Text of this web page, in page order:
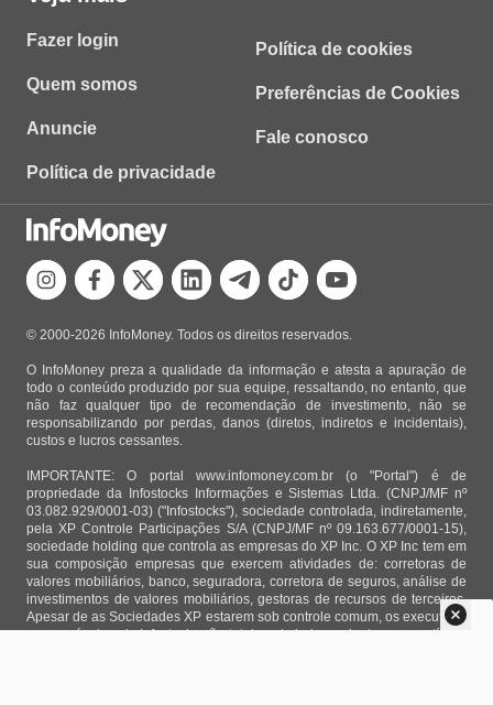
Fazer login
Quem somos
Anuncie
Política de privacidade
Política de cookies
Preferências de Cookies
Fale conosco
© 2000-2026 InfoMoney. Todos os direitos reservados.
O InfoMoney preza a qualidade da informação e atesta a apuração de
todo o conteúdo produzido por sua equipe, ressaltando, no entanto, que
não faz qualquer tipo de recomendação de investimento, não se
responsabilizando por perdas, danos (diretos, indiretos e incidentais),
custos e lucros cessantes.
IMPORTANTE: O portal www.infomoney.com.br (o "Portal") é de
propriedade da Infostocks Informações e Sistemas Ltda. (CNPJ/MF nº
03.082.929/0001-03) ("Infostocks"), sociedade controlada, indiretamente,
pela XP Controle Participações S/A (CNPJ/MF nº 09.163.677/0001-15),
sociedade holding que controla as empresas do XP Inc. O XP Inc tem em
sua composição empresas que exercem atividades de: corretoras de
valores mobiliários, banco, seguradora, corretora de seguros, análise de
investimentos de valores mobiliários, gestoras de recursos de terceiros.
Apesar de as Sociedades XP estarem sob controle comum, os executivos
responsáveis pela Infostocks são totalmente independentes e as notícias,